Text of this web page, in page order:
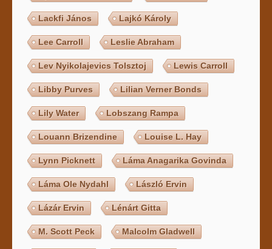
Lackfi János Lajkó Károly
Lee Carroll Leslie Abraham
Lev Nyikolajevics Tolsztoj Lewis Carroll
Libby Purves Lilian Verner Bonds
Lily Water Lobszang Rampa
Louann Brizendine Louise L. Hay
Lynn Picknett Láma Anagarika Govinda
Láma Ole Nydahl László Ervin
Lázár Ervin Lénárt Gitta
M. Scott Peck Malcolm Gladwell